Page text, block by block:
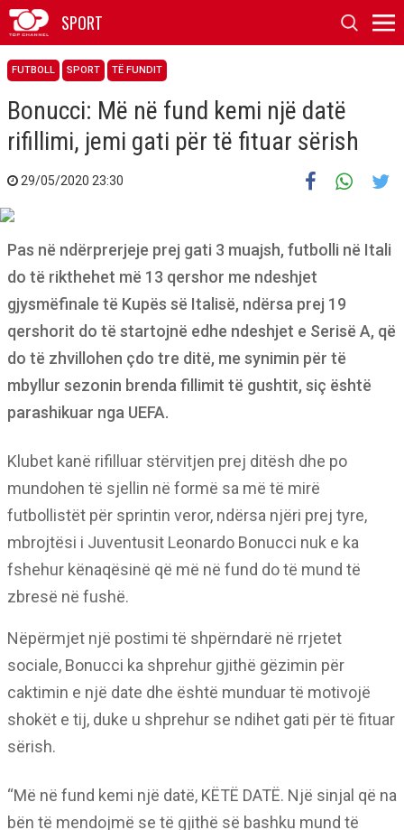
SPORT
FUTBOLL SPORT TË FUNDIT
Bonucci: Më në fund kemi një datë
rifillimi, jemi gati për të fituar sërish
29/05/2020 23:30
Pas në ndërprerjeje prej gati 3 muajsh, futbolli në Itali
do të rikthehet më 13 qershor me ndeshjet
gjysmëfinale të Kupës së Italisë, ndërsa prej 19
qershorit do të startojnë edhe ndeshjet e Serisë A, që
do të zhvillohen çdo tre ditë, me synimin për të
mbyllur sezonin brenda fillimit të gushtit, siç është
parashikuar nga UEFA.
Klubet kanë rifilluar stërvitjen prej ditësh dhe po
mundohen të sjellin në formë sa më të mirë
futbollistët për sprintin veror, ndërsa njëri prej tyre,
mbrojtësi i Juventusit Leonardo Bonucci nuk e ka
fshehur kënaqësinë që më në fund do të mund të
zbresë në fushë.
Nëpërmjet një postimi të shpërndarë në rrjetet
sociale, Bonucci ka shprehur gjithë gëzimin për
caktimin e një date dhe është munduar të motivojë
shokët e tij, duke u shprehur se ndihet gati për të fituar
sërish.
“Më në fund kemi një datë, KËTË DATË. Një sinjal që na
bën të mendojmë se të gjithë së bashku mund të